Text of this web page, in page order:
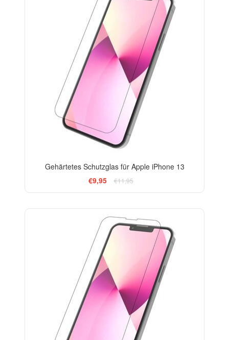
Gehärtetes Schutzglas für Apple iPhone 13
€9,95
€11,95